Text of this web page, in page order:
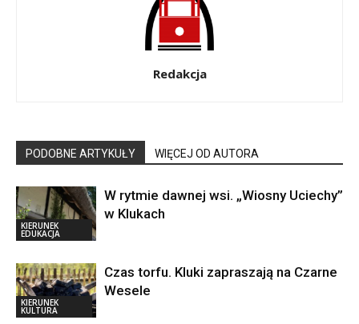
Redakcja
PODOBNE ARTYKUŁY WIĘCEJ OD AUTORA
KIERUNEK
EDUKACJA
W rytmie dawnej wsi. „Wiosny Uciechy”
w Klukach
KIERUNEK
KULTURA
Czas torfu. Kluki zapraszają na Czarne
Wesele